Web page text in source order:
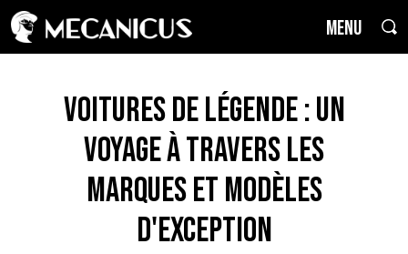
MENU
Voitures de Légende : un
voyage à travers les
marques et modèles
d'exception